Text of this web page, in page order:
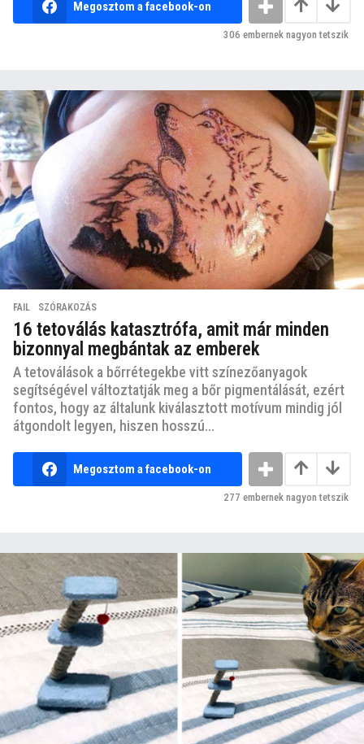
Megosztom a facebook-on
306 embernek nagyon tetszik
FAIL ,SZÓRAKOZÁS
16 tetoválás katasztrófa, amit már minden
bizonnyal megbántak az emberek
A tetoválások a bőrrétegekbe vitt színezőanyagok
segítségével változtatják meg a bőr pigmentálását, ezért
fontos, hogy az általunk kiválasztott motívum mindig jól
átgondolt legyen, hiszen hosszú...
Megosztom a facebook-on
277 embernek nagyon tetszik